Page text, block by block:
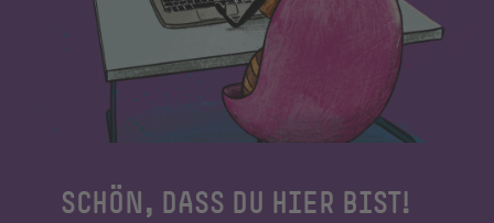
SCHÖN, DASS DU HIER BIST!